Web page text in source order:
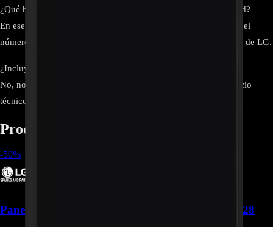
¿Qué hago si mi modelo no aparece en la lista de compatibilidad?
En ese caso, este panel no será compatible. Es necesario buscar el
número de parte correcto para tu televisor o contactar al soporte de LG.
¿Incluye manual de instalación?
No, no incluye instrucciones. Se recomienda contactar un servicio
técnico especializado para el reemplazo.
Productos relacionados
-50%
Panel LCD-TFT LG EAJ65288801 49" - REP-428